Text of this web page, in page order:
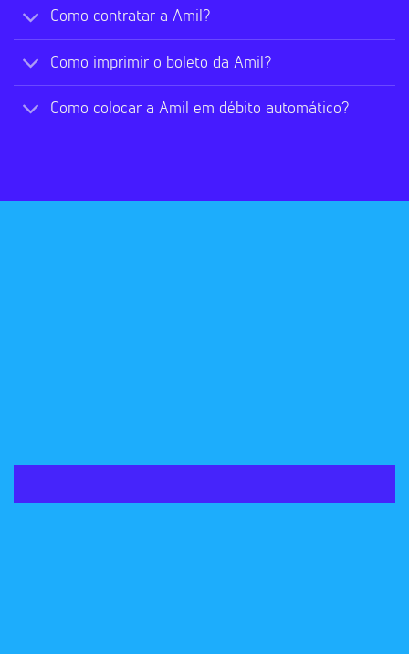
Como contratar a Amil?
Como imprimir o boleto da Amil?
Como colocar a Amil em débito automático?